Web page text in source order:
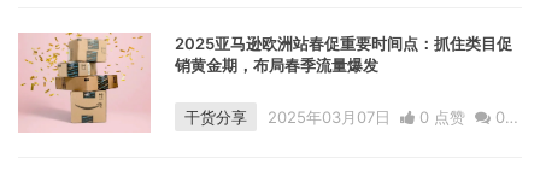
2025亚马逊欧洲站春促重要时间点：抓住类目促
销黄金期，布局春季流量爆发
干货分享 2025年03月07日 0 点赞
0